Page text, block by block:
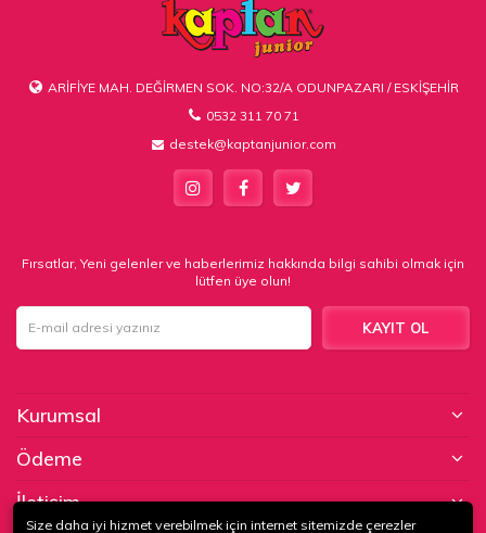
ARİFİYE MAH. DEĞİRMEN SOK. NO:32/A ODUNPAZARI / ESKİŞEHİR
0532 311 70 71
destek@kaptanjunior.com
Fırsatlar, Yeni gelenler ve haberlerimiz hakkında bilgi sahibi olmak için
lütfen üye olun!
KAYIT OL
Kurumsal
Ödeme
İletişim
Size daha iyi hizmet verebilmek için internet sitemizde çerezler